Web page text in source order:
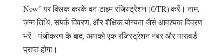
Now” पर क्लिक करके वन-टाइम रजिस्ट्रेशन (OTR) करें। नाम,
जन्म तिथि, संपर्क विवरण, और शैक्षिक योग्यता जैसे आवश्यक विवरण
भरें। पंजीकरण के बाद, आपको एक रजिस्ट्रेशन नंबर और पासवर्ड
प्राप्त होगा।